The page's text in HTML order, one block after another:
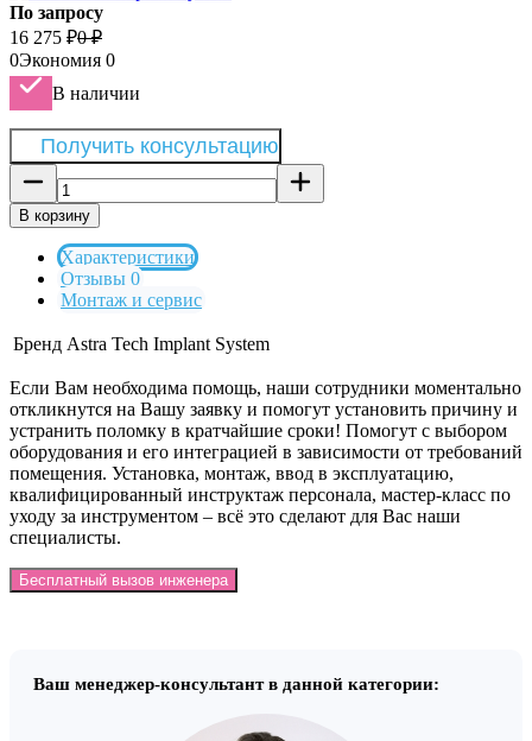
По запросу
16 275 ₽0 ₽
0Экономия 0
В наличии
Получить консультацию
В корзину
Характеристики
Отзывы 0
Монтаж и сервис
Бренд Astra Tech Implant System
Если Вам необходима помощь, наши сотрудники моментально
откликнутся на Вашу заявку и помогут установить причину и
устранить поломку в кратчайшие сроки! Помогут с выбором
оборудования и его интеграцией в зависимости от требований
помещения. Установка, монтаж, ввод в эксплуатацию,
квалифицированный инструктаж персонала, мастер-класс по
уходу за инструментом – всё это сделают для Вас наши
специалисты.
Бесплатный вызов инженера
Ваш менеджер-консультант в данной категории: